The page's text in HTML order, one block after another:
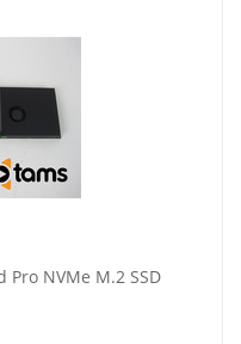
Pro NVMe M.2 SSD